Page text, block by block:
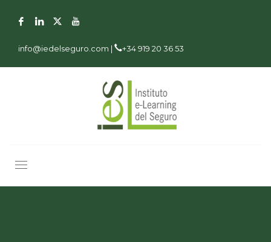
info@iedelseguro.com | +34 919 20 36 53